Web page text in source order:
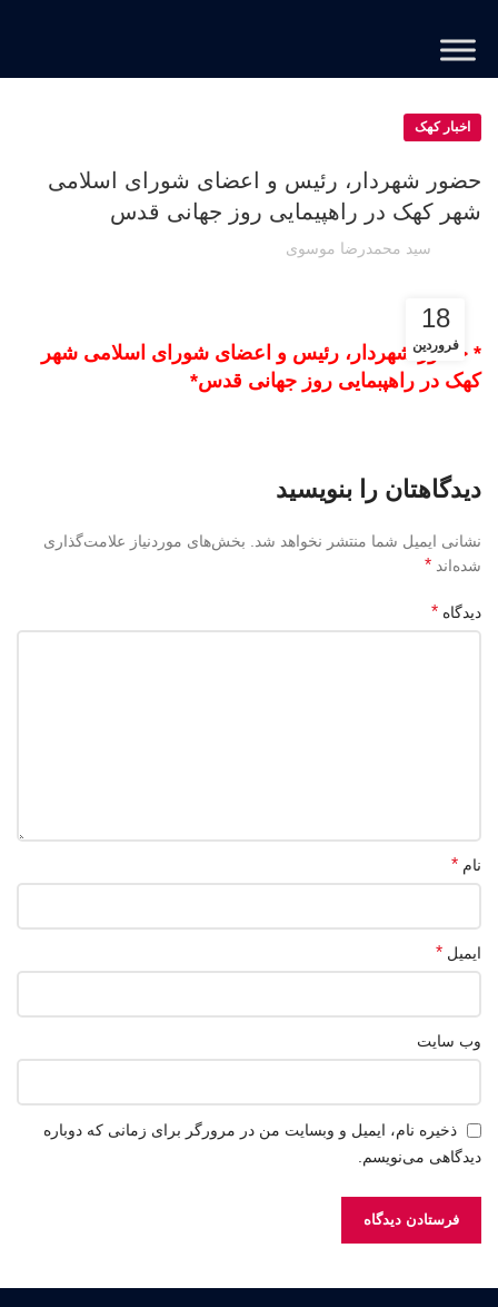
اخبار کهک
حضور شهردار، رئیس و اعضای شورای اسلامی
شهر کهک در راهپیمایی روز جهانی قدس
سید محمدرضا موسوی
18
فروردین
* حضور شهردار، رئیس و اعضای شورای اسلامی شهر
کهک در راهپبمایی روز جهانی قدس*
دیدگاهتان را بنویسید
نشانی ایمیل شما منتشر نخواهد شد.
بخش‌های موردنیاز علامت‌گذاری
شده‌اند *
دیدگاه *
نام *
ایمیل *
وب‌ سایت
ذخیره نام، ایمیل و وبسایت من در مرورگر برای زمانی که دوباره
دیدگاهی می‌نویسم.